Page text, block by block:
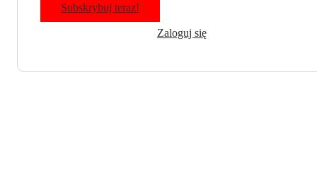
Subskrybuj teraz!
Zaloguj się